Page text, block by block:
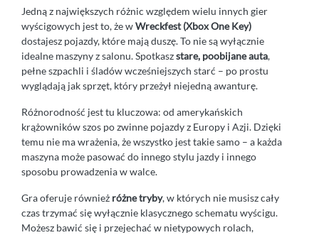
Jedną z największych różnic względem wielu innych gier
wyścigowych jest to, że wWreckfest (Xbox One Key)
dostajesz pojazdy, które mają duszę. To nie są wyłącznie
idealne maszyny z salonu. Spotkaszstare, poobijane auta,
pełne szpachli i śladów wcześniejszych starć – po prostu
wyglądają jak sprzęt, który przeżył niejedną awanturę.
Różnorodność jest tu kluczowa: od amerykańskich
krążowników szos po zwinne pojazdy z Europy i Azji. Dzięki
temu nie ma wrażenia, że wszystko jest takie samo – a każda
maszyna może pasować do innego stylu jazdy i innego
sposobu prowadzenia w walce.
Gra oferuje również różne tryby, w których nie musisz cały
czas trzymać się wyłącznie klasycznego schematu wyścigu.
Możesz bawić się i przejechać w nietypowych rolach,